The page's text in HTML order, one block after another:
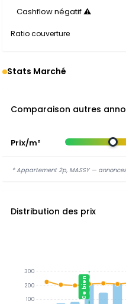
Cashflow négatif ⚠
Ratio couverture
Stats Marché
Comparaison autres
Prix/m²
* Appartement 2p, MASSY —
Distribution des prix
Ce bien
300
200
100